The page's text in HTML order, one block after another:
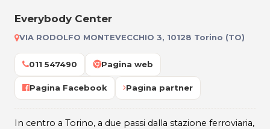
Everybody Center
VIA RODOLFO MONTEVECCHIO 3, 10128 Torino (TO)
011 547490 Pagina web
Pagina Facebook Pagina partner
In centro a Torino, a due passi dalla stazione ferroviaria,